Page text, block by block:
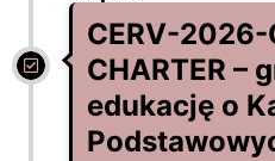
CERV-
CHARTER –
edukację o